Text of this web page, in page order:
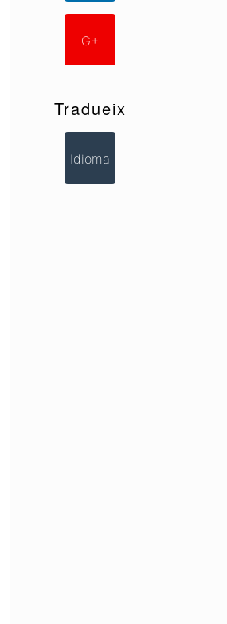
G+
Tradueix
Idioma